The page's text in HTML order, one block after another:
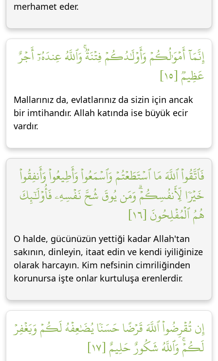
merhamet eder.
إِنَّمَآ أَمۡوَٰلُكُمۡ وَأَوۡلَٰدُكُمۡ فِتۡنَةٞۚ وَٱللَّهُ عِندَهُۥٓ أَجۡرٌ
عَظِيمٞ [١٥]
Mallarınız da, evlatlarınız da sizin için ancak
bir imtihandır. Allah katında ise büyük ecir
vardır.
فَٱتَّقُواْ ٱللَّهَ مَا ٱسۡتَطَعۡتُمۡ وَٱسۡمَعُواْ وَأَطِيعُواْ وَأَنفِقُواْ
خَيۡرٗا لِّأَنفُسِكُمۡۗ وَمَن يُوقَ شُحَّ نَفۡسِهِۦ فَأُوْلَٰٓئِكَ
هُمُ ٱلۡمُفۡلِحُونَ [١٦]
O halde, gücünüzün yettiği kadar Allah'tan
sakının, dinleyin, itaat edin ve kendi iyiliğinize
olarak harcayın. Kim nefsinin cimriliğinden
korunursa işte onlar kurtuluşa erenlerdir.
إِن تُقۡرِضُواْ ٱللَّهَ قَرۡضًا حَسَنٗا يُضَٰعِفۡهُ لَكُمۡ وَيَغۡفِرۡ
لَكُمۡۚ وَٱللَّهُ شَكُورٌ حَلِيمٌ [١٧]